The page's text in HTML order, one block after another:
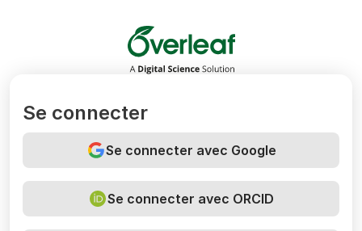
Overleaf
Se connecter
Se connecter avec Google
Se connecter avec ORCID